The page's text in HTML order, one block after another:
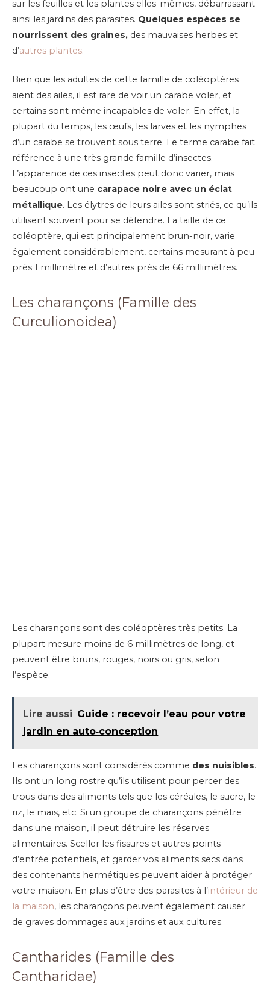
sur les feuilles et les plantes elles-mêmes, débarrassant
ainsi les jardins des parasites. Quelques espèces se
nourrissent des graines, des mauvaises herbes et
d’autres plantes.
Bien que les adultes de cette famille de coléoptères
aient des ailes, il est rare de voir un carabe voler, et
certains sont même incapables de voler. En effet, la
plupart du temps, les œufs, les larves et les nymphes
d’un carabe se trouvent sous terre. Le terme carabe fait
référence à une très grande famille d’insectes.
L’apparence de ces insectes peut donc varier, mais
beaucoup ont une carapace noire avec un éclat
métallique. Les élytres de leurs ailes sont striés, ce qu’ils
utilisent souvent pour se défendre. La taille de ce
coléoptère, qui est principalement brun-noir, varie
également considérablement, certains mesurant à peu
près 1 millimètre et d’autres près de 66 millimètres.
Les charançons (Famille des
Curculionoidea)
Les charançons sont des coléoptères très petits. La
plupart mesure moins de 6 millimètres de long, et
peuvent être bruns, rouges, noirs ou gris, selon
l’espèce.
Lire aussi Guide : recevoir l’eau pour votre
jardin en auto‑conception
Les charançons sont considérés comme des nuisibles.
Ils ont un long rostre qu’ils utilisent pour percer des
trous dans des aliments tels que les céréales, le sucre, le
riz, le maïs, etc. Si un groupe de charançons pénètre
dans une maison, il peut détruire les réserves
alimentaires. Sceller les fissures et autres points
d’entrée potentiels, et garder vos aliments secs dans
des contenants hermétiques peuvent aider à protéger
votre maison. En plus d’être des parasites à l’intérieur de
la maison, les charançons peuvent également causer
de graves dommages aux jardins et aux cultures.
Cantharides (Famille des
Cantharidae)